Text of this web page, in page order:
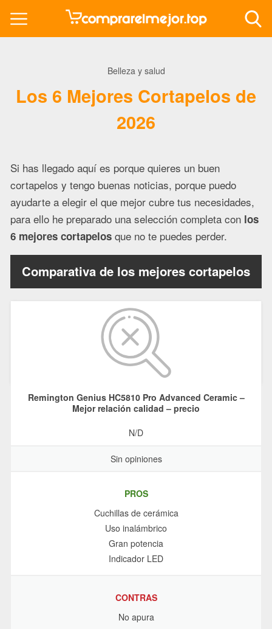
Belleza y salud
Los 6 Mejores Cortapelos de
2026
Si has llegado aquí es porque quieres un buen
cortapelos y tengo buenas noticias, porque puedo
ayudarte a elegir el que mejor cubre tus necesidades,
para ello he preparado una selección completa con los
6 mejores cortapelos que no te puedes perder.
Comparativa de los mejores cortapelos
Remington Genius HC5810 Pro Advanced Ceramic –
Mejor relación calidad – precio
N/D
Sin opiniones
PROS
Cuchillas de cerámica
Uso inalámbrico
Gran potencia
Indicador LED
CONTRAS
No apura